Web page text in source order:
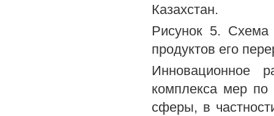
Казахстан.
Рисунок 5. Схема
продуктов его
Инновационное
комплекса мер
сферы, в